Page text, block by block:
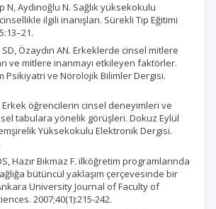
N, Aydınoğlu N. Sağlık yüksekokulu
ilgili inanışları. Sürekli Tıp Eğitimi
Özaydın AN. Erkeklerde cinsel mitlere
ve mitlere inanmayı etkileyen faktörler.
Psikiyatri ve Nörolojik Bilimler Dergisi.
Erkek öğrencilerin cinsel deneyimleri ve
tabulara yönelik görüşleri. Dokuz Eylül
Yüksekokulu Elektronik Dergisi.
Hazır Bıkmaz F. ilköğretim programlarında
bütüncül yaklaşım çerçevesinde bir
University Journal of Faculty of
2007;40(1):215-242.